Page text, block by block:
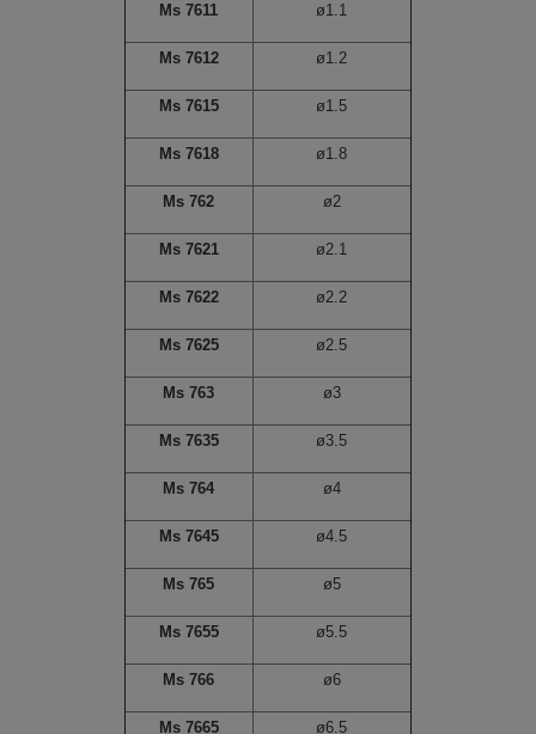
Ms 7611 ø1.1
Ms 7612 ø1.2
Ms 7615 ø1.5
Ms 7618 ø1.8
Ms 762 ø2
Ms 7621 ø2.1
Ms 7622 ø2.2
Ms 7625 ø2.5
Ms 763 ø3
Ms 7635 ø3.5
Ms 764 ø4
Ms 7645 ø4.5
Ms 765 ø5
Ms 7655 ø5.5
Ms 766 ø6
Ms 7665 ø6.5